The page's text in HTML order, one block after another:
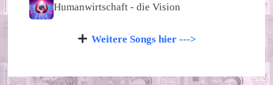
Humanwirtschaft - die Vision
Weitere Songs hier --->